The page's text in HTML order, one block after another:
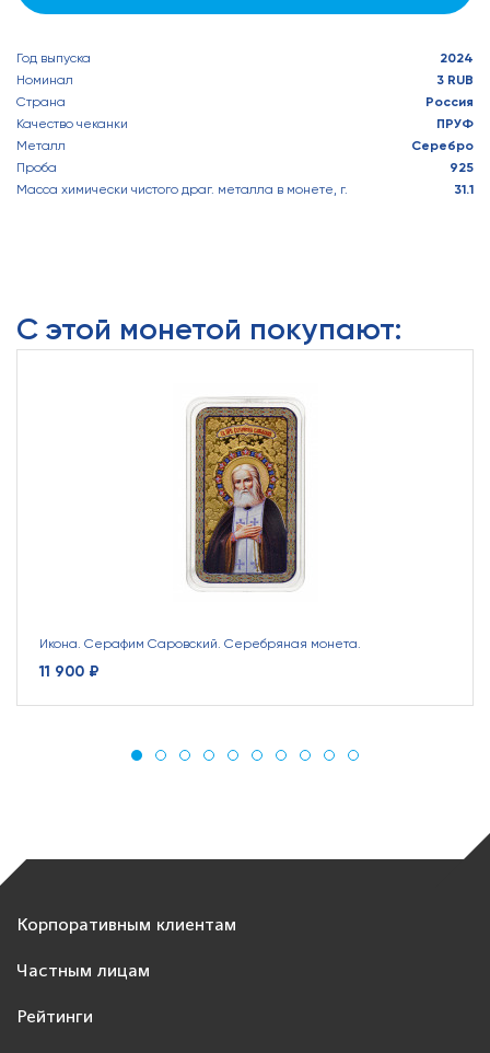
Год выпуска
2024
Номинал
3 RUB
Страна
Россия
Качество чеканки
ПРУФ
Металл
Серебро
Проба
925
Масса химически чистого драг. металла в монете, г.
31.1
С этой монетой покупают:
Икона. Серафим Саровский. Серебряная монета.
11 900 ₽
Корпоративным клиентам
Частным лицам
Рейтинги